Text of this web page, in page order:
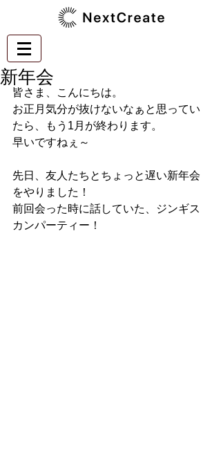
新年会
皆さま、こんにちは。
お正月気分が抜けないなぁと思ってい
たら、もう1月が終わります。
早いですねぇ～
先日、友人たちとちょっと遅い新年会
をやりました！
前回会った時に話していた、ジンギス
カンパーティー！